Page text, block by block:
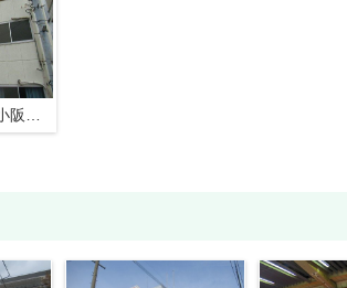
Move小阪（河内小阪賃貸）